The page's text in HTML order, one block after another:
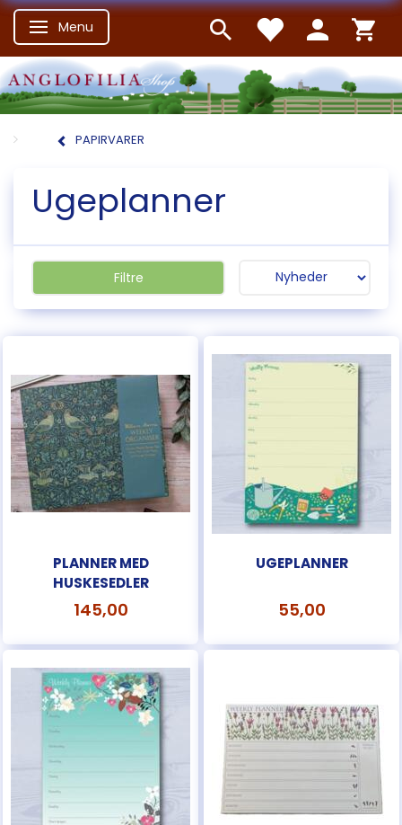
Skifte navigation
Menu
PAPIRVARER
Ugeplanner
Filtre
PLANNER MED
HUSKESEDLER
145,00
UGEPLANNER
55,00